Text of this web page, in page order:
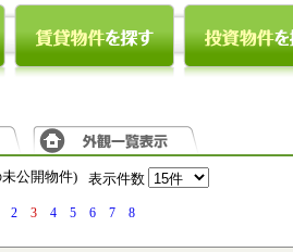
公開物件) 表示件数
2 3 4 5 6 7 8